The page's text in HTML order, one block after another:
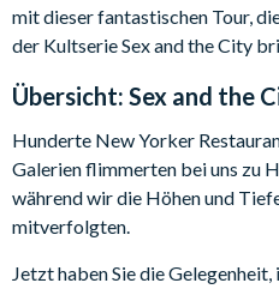
mit dieser fantastischen Tour,
der Kultserie Sex and the City
Übersicht: Sex and the
Hunderte New Yorker
Galerien flimmerten bei uns zu
während wir die Höhen und
mitverfolgten.
Jetzt haben Sie die